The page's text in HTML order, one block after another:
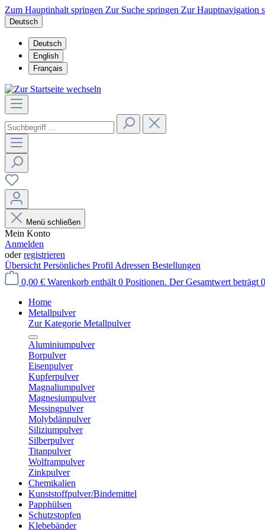
Zum Hauptinhalt springen Zur Suche springen Zur Hauptnavigation
Deutsch
Deutsch
English
Français
Menü schließen
Mein Konto
Anmelden
oderregistrieren
Übersicht Persönliches Profil Adressen Bestellungen
0,00 € Warenkorb enthält 0 Positionen. Der Gesamtwert beträgt
Home
Metallpulver
Zur Kategorie Metallpulver
Aluminiumpulver
Borpulver
Eisenpulver
Kupferpulver
Magnaliumpulver
Magnesiumpulver
Messingpulver
Molybdänpulver
Siliziumpulver
Silberpulver
Titanpulver
Wolframpulver
Zinkpulver
Chemikalien
Kunststoffpulver/Bindemittel
Papphülsen
Schutzstopfen
Klebebänder